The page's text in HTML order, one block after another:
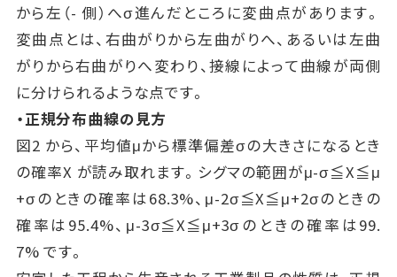
から左（- 側）へσ進んだところに変曲点があります。
変曲点とは、右曲がりから左曲がりへ、あるいは左曲
がりから右曲がりへ変わり、接線によって曲線が両側
に分けられるような点です。
・正規分布曲線の見方
図2 から、平均値μから標準偏差σの大きさになるとき
の確率X が読み取れます。シグマの範囲がμ-σ≦X≦μ
+σのときの確率は68.3%、μ-2σ≦X≦μ+2σのときの
確率は95.4%、μ-3σ≦X≦μ+3σのときの確率は99.
7% です。